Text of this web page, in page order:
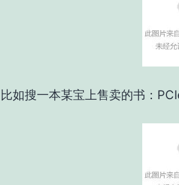
比如搜一本某宝上售卖的书：